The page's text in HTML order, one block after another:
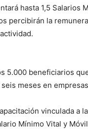
hasta 1,5 Salarios
percibirán la
5.000 beneficiarios
meses en
vinculada a
Mínimo Vital y